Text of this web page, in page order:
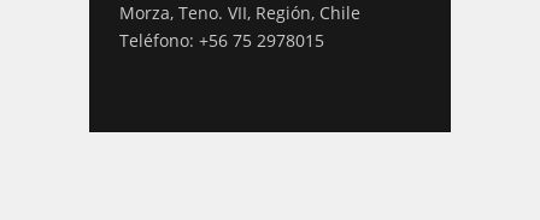
Morza, Teno. VII, Región, Chile
Teléfono: +56 75 2978015